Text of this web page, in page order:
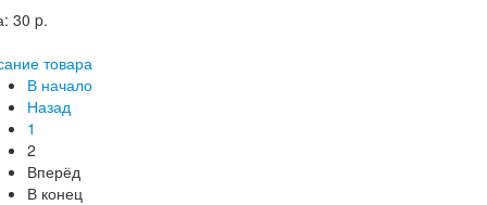
30 p.
товара
В начало
Назад
1
2
Вперёд
В конец